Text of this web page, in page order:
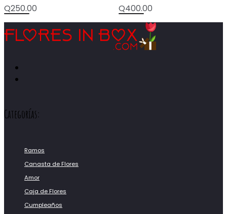
Q250.00 Q400.00
Categorías:
Ramos
Canasta de Flores
Amor
Caja de Flores
Cumpleaños